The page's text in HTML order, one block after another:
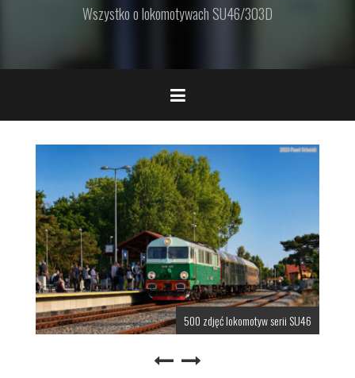
Wszystko o lokomotywach SU46/303D
500 zdjęć lokomotyw serii SU46